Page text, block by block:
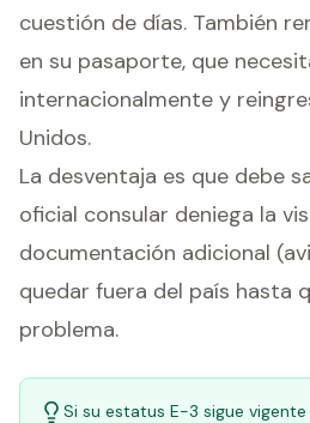
cuestión de días. También
en su pasaporte, que
internacionalmente y
Unidos.
La desventaja es que debe
oficial consular deniega la
documentación adicional
quedar fuera del país hasta
problema.
Si su estatus E-3 sigue